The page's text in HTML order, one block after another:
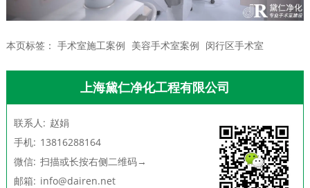
本页标签： 手术室施工案例 美容手术室案例 闵行区手术室
上海黛仁净化工程有限公司
联系人: 赵娟
手机: 13816288164
微信: 扫描或长按右侧二维码→
邮箱: info@dairen.net